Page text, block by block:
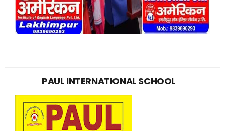
PAUL INTERNATIONAL SCHOOL